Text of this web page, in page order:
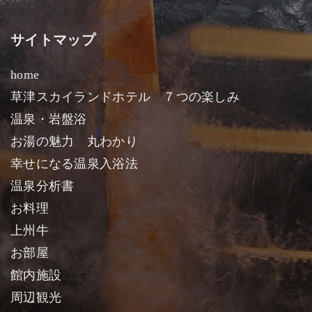
サイトマップ
home
草津スカイランドホテル ７つの楽しみ
温泉・岩盤浴
お湯の魅力 丸わかり
幸せになる温泉入浴法
温泉分析書
お料理
上州牛
お部屋
館内施設
周辺観光